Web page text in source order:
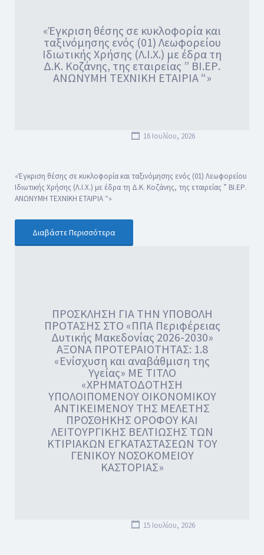
«Έγκριση θέσης σε κυκλοφορία και
ταξινόμησης ενός (01) Λεωφορείου
Ιδιωτικής Χρήσης (Λ.Ι.Χ.) με έδρα τη
Δ.Κ. Κοζάνης, της εταιρείας ” ΒΙ.ΕΡ.
ΑΝΩΝΥΜΗ ΤΕΧΝΙΚΗ ΕΤΑΙΡΙΑ “»
16 Ιουλίου, 2026
«Έγκριση θέσης σε κυκλοφορία και ταξινόμησης ενός (01) Λεωφορείου
Ιδιωτικής Χρήσης (Λ.Ι.Χ.) με έδρα τη Δ.Κ. Κοζάνης, της εταιρείας ” ΒΙ.ΕΡ.
ΑΝΩΝΥΜΗ ΤΕΧΝΙΚΗ ΕΤΑΙΡΙΑ “»
Διαβάστε Περισσότερα
ΠΡΟΣΚΛΗΣΗ ΓΙΑ ΤΗΝ ΥΠΟΒΟΛΗ
ΠΡΟΤΑΣΗΣ ΣΤΟ «ΠΠΑ Περιφέρειας
Δυτικής Μακεδονίας 2026-2030»
ΑΞΟΝΑ ΠΡΟΤΕΡΑΙΟΤΗΤΑΣ: 1.8
«Ενίσχυση και αναβάθμιση της
Υγείας» ΜΕ ΤΙΤΛΟ
«ΧΡΗΜΑΤΟΔΟΤΗΣΗ
ΥΠΟΛΟΙΠΟΜΕΝΟΥ ΟΙΚΟΝΟΜΙΚΟΥ
ΑΝΤΙΚΕΙΜΕΝΟΥ ΤΗΣ ΜΕΛΕΤΗΣ
ΠΡΟΣΘΗΚΗΣ ΟΡΟΦΟΥ ΚΑΙ
ΛΕΙΤΟΥΡΓΙΚΗΣ ΒΕΛΤΙΩΣΗΣ ΤΩΝ
ΚΤΙΡΙΑΚΩΝ ΕΓΚΑΤΑΣΤΑΣΕΩΝ ΤΟΥ
ΓΕΝΙΚΟΥ ΝΟΣΟΚΟΜΕΙΟΥ
ΚΑΣΤΟΡΙΑΣ»
15 Ιουλίου, 2026